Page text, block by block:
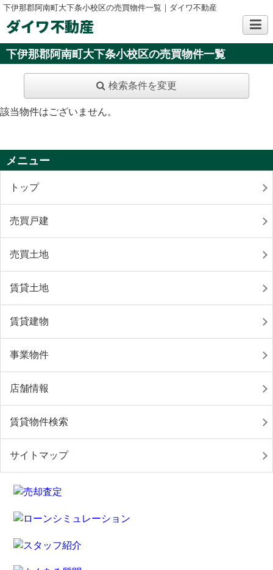
下伊那郡阿南町大下条小校区の売買物件一覧｜ダイワ不動産
ダイワ不動産
下伊那郡阿南町大下条小校区の売買物件一覧
検索条件を変更
該当物件はございません。
メニュー
トップ
売買戸建
売買土地
賃貸土地
賃貸建物
事業物件
店舗情報
賃貸物件検索
サイトマップ